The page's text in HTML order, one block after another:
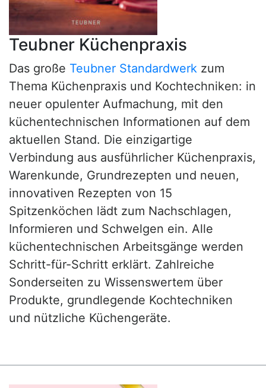
Teubner Küchenpraxis
Das große Teubner Standardwerk zum
Thema Küchenpraxis und Kochtechniken: in
neuer opulenter Aufmachung, mit den
küchentechnischen Informationen auf dem
aktuellen Stand. Die einzigartige
Verbindung aus ausführlicher Küchenpraxis,
Warenkunde, Grundrezepten und neuen,
innovativen Rezepten von 15
Spitzenköchen lädt zum Nachschlagen,
Informieren und Schwelgen ein. Alle
küchentechnischen Arbeitsgänge werden
Schritt-für-Schritt erklärt. Zahlreiche
Sonderseiten zu Wissenswertem über
Produkte, grundlegende Kochtechniken
und nützliche Küchengeräte.